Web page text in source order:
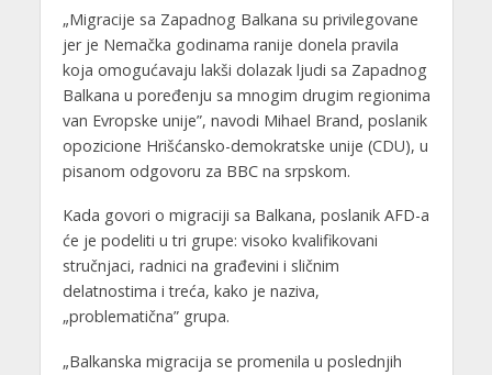
„Migracije sa Zapadnog Balkana su privilegovane
jer je Nemačka godinama ranije donela pravila
koja omogućavaju lakši dolazak ljudi sa Zapadnog
Balkana u poređenju sa mnogim drugim regionima
van Evropske unije”, navodi Mihael Brand, poslanik
opozicione Hrišćansko-demokratske unije (CDU), u
pisanom odgovoru za BBC na srpskom.
Kada govori o migraciji sa Balkana, poslanik AFD-a
će je podeliti u tri grupe: visoko kvalifikovani
stručnjaci, radnici na građevini i sličnim
delatnostima i treća, kako je naziva,
„problematična” grupa.
„Balkanska migracija se promenila u poslednjih